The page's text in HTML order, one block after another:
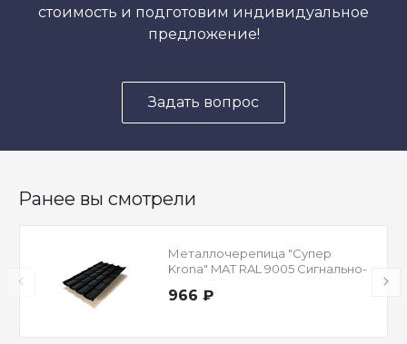
стоимость и подготовим индивидуальное
предложение!
Задать вопрос
Ранее вы смотрели
Металлочерепица "Супер
Krona" MAT RAL 9005 Сигнально-
черный 0,5 мм
966 ₽